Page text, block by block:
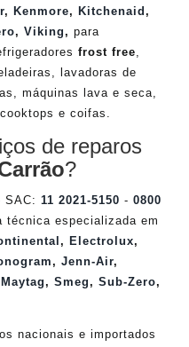
, Kenmore, Kitchenaid ,
, Viking , para
frost free,
lavadoras de
máquinas lava e seca,
e coifas.
de reparos
?
SAC: 11 2021-5150 - 0800
técnica especializada em
, Electrolux,
, Jenn-Air,
Maytag , Smeg , Sub-Zero,
nacionais e importados